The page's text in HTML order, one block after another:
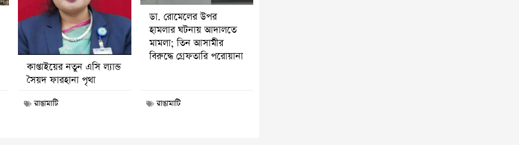
কাপ্তাইয়ের নতুন এসি ল্যান্ড
সৈয়দ ফারহানা পৃথা
রাঙামাটি
ডা. রোমেলের উপর
হামলার ঘটনায় আদালতে
মামলা; তিন আসামীর
বিরুদ্ধে গ্রেফতারি পরোয়ানা
রাঙামাটি